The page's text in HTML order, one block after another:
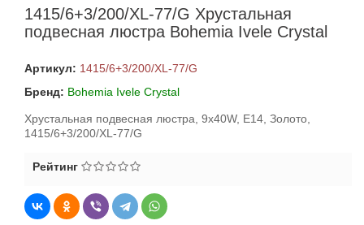
1415/6+3/200/XL-77/G Хрустальная
подвесная люстра Bohemia Ivele Crystal
Артикул: 1415/6+3/200/XL-77/G
Бренд: Bohemia Ivele Crystal
Хрустальная подвесная люстра, 9x40W, E14, Золото,
1415/6+3/200/XL-77/G
Рейтинг